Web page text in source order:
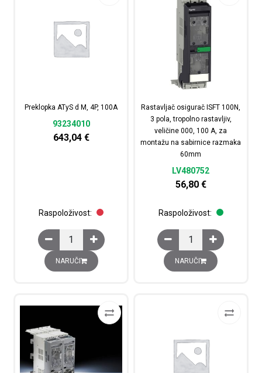
Preklopka ATyS d M, 4P, 100A
93234010
643,04 €
Raspoloživost:
Preklopka ATyS d M, 4P, 100A količina
NARUČI
Rastavljač osigurač ISFT 100N,
3 pola, tropolno rastavljiv,
veličine 000, 100 A, za
montažu na sabirnice razmaka
60mm
LV480752
56,80 €
Raspoloživost:
Rastavljač osigurač
NARUČI